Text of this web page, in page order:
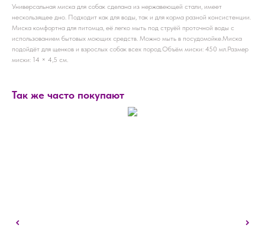
Универсальная миска для собак сделана из нержавеющей стали, имеет
нескользящее дно. Подходит как для воды, так и для корма разной консистенции.
Миска комфортна для питомца, её легко мыть под струёй проточной воды с
использованием бытовых моющих средств. Можно мыть в посудомойке.Миска
подойдёт для щенков и взрослых собак всех пород.Объём миски: 450 мл.Размер
миски: 14 × 4,5 см.
Так же часто покупают